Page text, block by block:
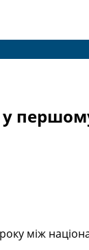
у
між